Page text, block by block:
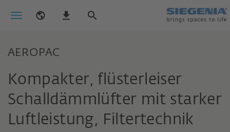
AEROPAC
Kompakter, flüsterleiser
Schalldämmlüfter mit starker
Luftleistung, Filtertechnik